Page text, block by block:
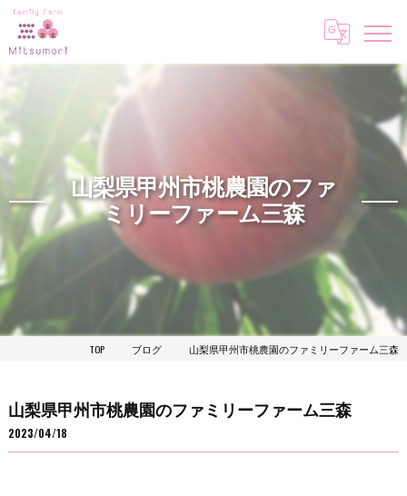
山梨県甲州市桃農園のファ
ミリーファーム三森
TOP ブログ 山梨県甲州市桃農園のファミリーファーム三森
山梨県甲州市桃農園のファミリーファーム三森
2023/04/18